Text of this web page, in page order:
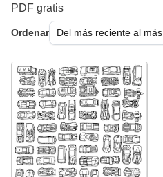
PDF gratis
Ordenar